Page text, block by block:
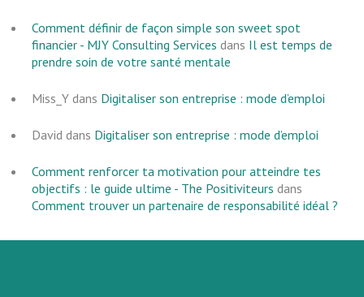
Comment définir de façon simple son sweet spot
financier - MJY Consulting Services dans Il est temps de
prendre soin de votre santé mentale
Miss_Y dans Digitaliser son entreprise : mode d’emploi
David dans Digitaliser son entreprise : mode d’emploi
Comment renforcer ta motivation pour atteindre tes
objectifs : le guide ultime - The Positiviteurs dans
Comment trouver un partenaire de responsabilité idéal ?